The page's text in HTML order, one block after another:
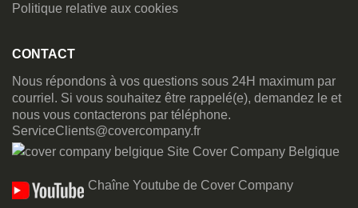
Politique relative aux cookies
CONTACT
Nous répondons à vos questions sous 24H maximum par
courriel. Si vous souhaitez être rappelé(e), demandez le et
nous vous contacterons par téléphone.
ServiceClients@covercompany.fr
Site Cover Company Belgique
Chaîne Youtube de Cover Company